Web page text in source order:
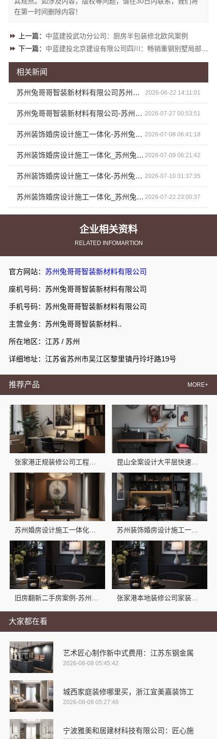
企业相关资料
RELATED INFOMARTION
官方网站： 苏州兔哥哥智装新材料有限公司
座机号码：苏州兔哥哥智装新材料有限公司
手机号码：苏州兔哥哥智装新材料有限公司
主营业务：苏州兔哥哥智装新材料..
所在地区：江苏 / 苏州
详细地址：江苏省苏州市吴江区黎里镇丹玲圩路19号
推荐产品 MORE+
大家都在看
艺术匠心制作新中式费用：江苏东钢金属
2026-08-08 05:45:42
城西家庭装修哪里买，浙江宜美嘉装饰工
2026-08-08 05:27:46
宁波雅美和居建材科技有限公司：匠心施
在第一时间删除内容！
上一篇： 中蓝建投武功分公司：厨房半包装修北欧风案例
下一篇： 中蓝建投北京建设有限公司四川：畅销重钢别墅局部改造
相关新闻
苏州兔哥哥智装新材料有限公司苏州装饰婚房设计施工一体化 2026-06-22 14:11:01
苏州兔哥哥智装新材料有限公司-苏州装饰婚房设计施工一体化 2026-07-27 00:53:51
苏州装饰婚房设计施工一体化-苏州兔哥哥智装新材料有限公司 2026-07-08 06:41:18
苏州装饰婚房设计施工一体化_苏州兔哥哥智装新材料有限公司 2026-07-09 06:21:42
苏州装饰婚房设计施工一体化-苏州兔哥哥智装新材料有限公司 2026-07-10 01:37:35
苏州装饰婚房设计施工一体化_苏州兔哥哥智装新材料有限公司 2026-07-22 23:00:37